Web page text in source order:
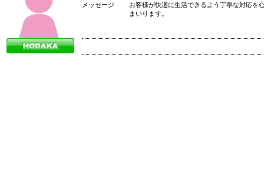
メッセージ
お客様が快適に生活できるよう丁寧な対応を
まいります。